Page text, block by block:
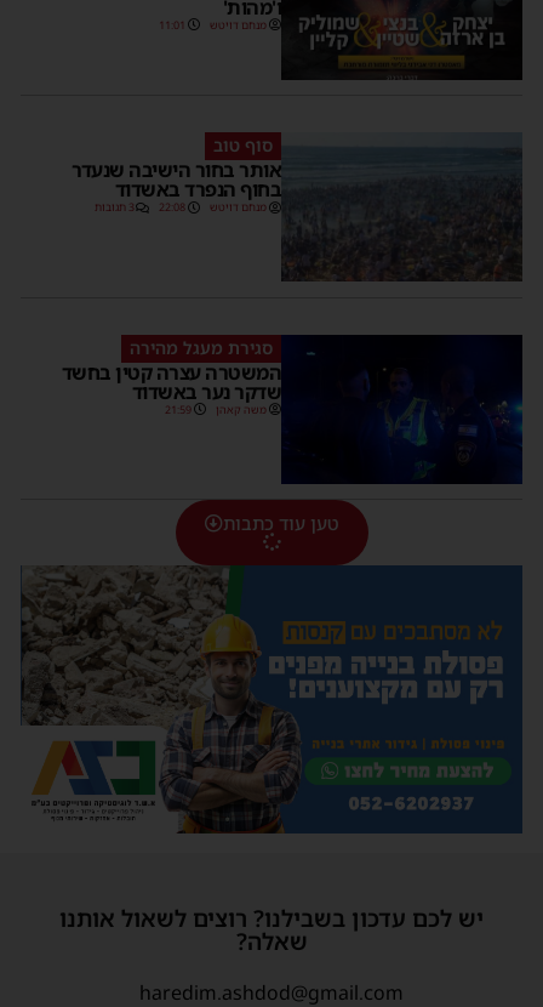
ו'מהות'
מנחם דויטש 11:01
סוף טוב
אותר בחור הישיבה שנעדר
בחוף הנפרד באשדוד
מנחם דויטש 22:08 3 תגובות
סגירת מעגל מהירה
המשטרה עצרה קטין בחשד
שדקר נער באשדוד
משה קאהן 21:59
טען עוד כתבות
יש לכם עדכון בשבילנו? רוצים לשאול אותנו
שאלה?
haredim.ashdod@gmail.com